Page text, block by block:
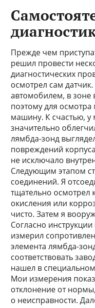
Прежде чем
решил провести
диагностических
осмотрел сам
автомобилем, в зоне
поэтому для
машину. К счастью,
значительно
лямбда-зонд
повреждений
не исключало
Следующим этапом
соединений. Я
тщательно осмотрел
окисления или
чисто. Затем я
Согласно
измерил
элемента лямбда-
соответствовать
нашел в
Мои измерения
отклонение от
о неисправности.